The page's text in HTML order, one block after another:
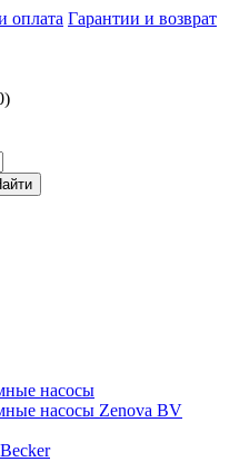
оплата Гарантии и возврат
насосы
насосы Zenova BV